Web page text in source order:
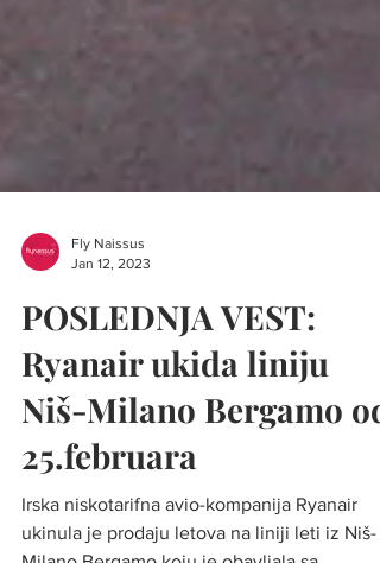
Fly Naissus
Jan 12, 2023
POSLEDNJA VEST:
Ryanair ukida liniju
Niš-Milano Bergamo od
25.februara